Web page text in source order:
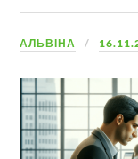
АЛЬВІНА